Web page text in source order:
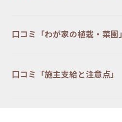
口コミ「わが家の植栽・菜園」
口コミ「施主支給と注意点」